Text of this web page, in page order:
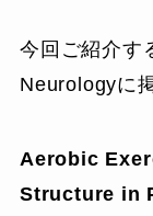
今回ご紹介す
Neurologyに
Aerobic
Structure in